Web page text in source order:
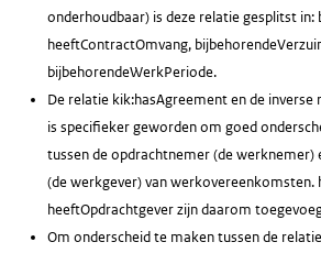
onderhoudbaar) is deze relatie gesplitst in:
heeftContractOmvang,
bijbehorendeWerkPeriode.
De relatie kik:hasAgreement en de
is specifieker geworden om goed
tussen de opdrachtnemer (de werknemer)
(de werkgever) van werkovereenkomsten.
heeftOpdrachtgever zijn daarom
Om onderscheid te maken tussen de